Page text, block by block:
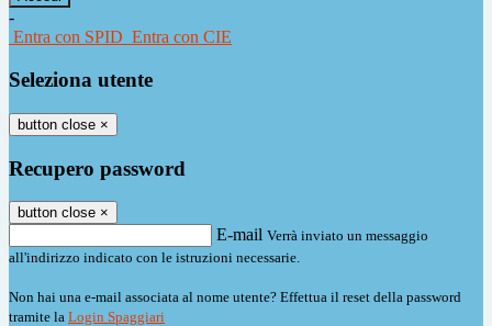
-
Entra con SPID Entra con CIE
Seleziona utente
button close ×
Recupero password
button close ×
E-mail Verrà inviato un messaggio
all'indirizzo indicato con le istruzioni necessarie.
Non hai una e-mail associata al nome utente? Effettua il reset della password
tramite la Login Spaggiari